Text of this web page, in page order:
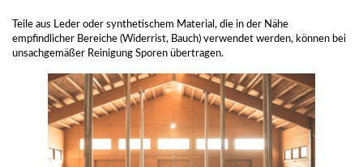
Teile aus Leder oder synthetischem Material, die in der Nähe
empfindlicher Bereiche (Widerrist, Bauch) verwendet werden, können bei
unsachgemäßer Reinigung Sporen übertragen.